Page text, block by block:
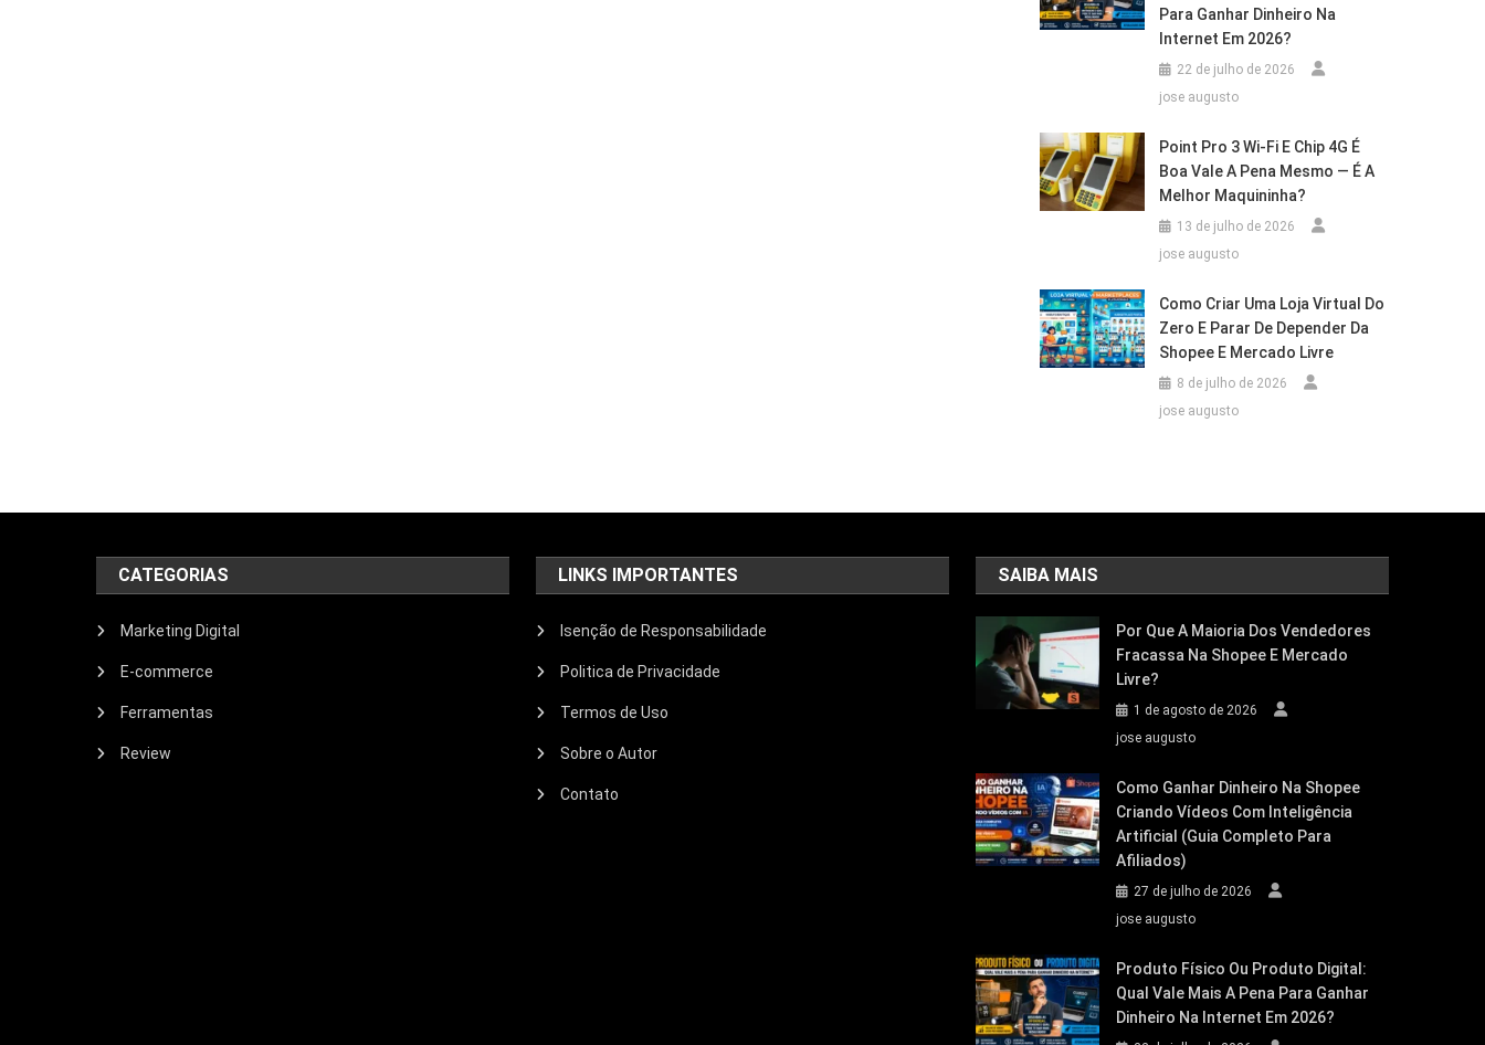
Para Ganhar Dinheiro Na
Internet Em 2026?
22 de julho de 2026
jose augusto
Point Pro 3 Wi‑Fi E Chip 4G É
Boa Vale A Pena Mesmo — É A
Melhor Maquininha?
13 de julho de 2026
jose augusto
Como Criar Uma Loja Virtual Do
Zero E Parar De Depender Da
Shopee E Mercado Livre
8 de julho de 2026
jose augusto
CATEGORIAS
Marketing Digital
E-commerce
Ferramentas
Review
LINKS IMPORTANTES
Isenção de Responsabilidade
Politica de Privacidade
Termos de Uso
Sobre o Autor
Contato
SAIBA MAIS
Por Que A Maioria Dos Vendedores
Fracassa Na Shopee E Mercado
Livre?
1 de agosto de 2026
jose augusto
Como Ganhar Dinheiro Na Shopee
Criando Vídeos Com Inteligência
Artificial (Guia Completo Para
Afiliados)
27 de julho de 2026
jose augusto
Produto Físico Ou Produto Digital:
Qual Vale Mais A Pena Para Ganhar
Dinheiro Na Internet Em 2026?